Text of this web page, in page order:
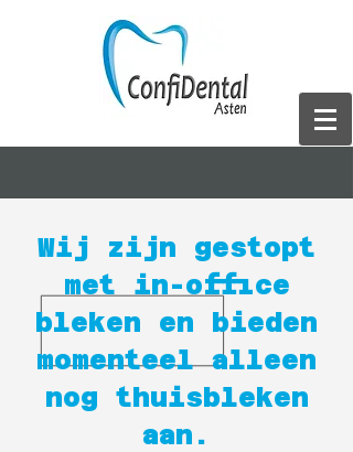
Wij zijn gestopt
met in-office
bleken en bieden
momenteel alleen
nog thuisbleken
aan.